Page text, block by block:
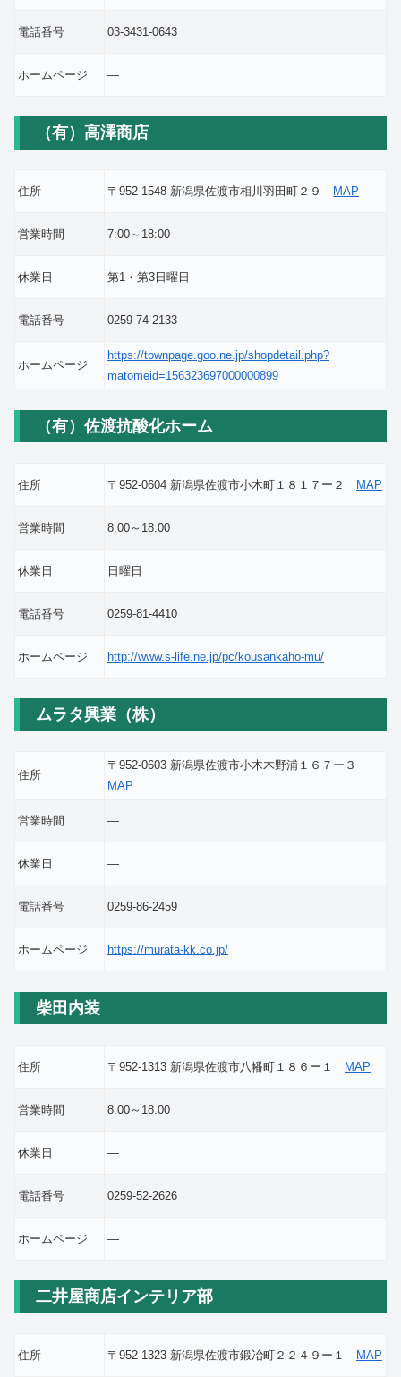
電話番号 03-3431-0643
ホームページ ―
（有）高澤商店
住所 〒952-1548 新潟県佐渡市相川羽田町２９ MAP
営業時間 7:00～18:00
休業日 第1・第3日曜日
電話番号 0259-74-2133
ホームページ
https://townpage.goo.ne.jp/shopdetail.php?
matomeid=156323697000000899
（有）佐渡抗酸化ホーム
住所 〒952-0604 新潟県佐渡市小木町１８１７ー２ MAP
営業時間 8:00～18:00
休業日 日曜日
電話番号 0259-81-4410
ホームページ http://www.s-life.ne.jp/pc/kousankaho-mu/
ムラタ興業（株）
住所
〒952-0603 新潟県佐渡市小木木野浦１６７ー３
MAP
営業時間 ―
休業日 ―
電話番号 0259-86-2459
ホームページ https://murata-kk.co.jp/
柴田内装
住所 〒952-1313 新潟県佐渡市八幡町１８６ー１ MAP
営業時間 8:00～18:00
休業日 ―
電話番号 0259-52-2626
ホームページ ―
二井屋商店インテリア部
住所 〒952-1323 新潟県佐渡市鍛冶町２２４９ー１ MAP